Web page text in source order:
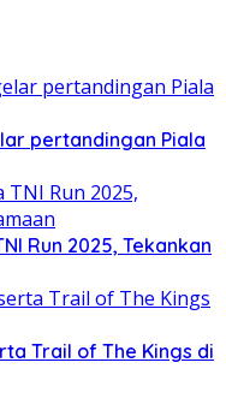
pertandingan Piala
Run 2025, Tekankan
Trail of The Kings di